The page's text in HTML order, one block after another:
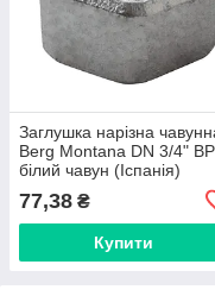
Заглушка нарізна
Berg Montana DN 3/4" ВР
білий чавун (Іспанія)
77,38 ₴
Купити